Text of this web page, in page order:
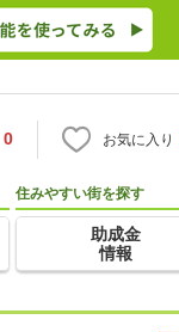
0 お気に入り
住みやすい街を探す
助成金
情報